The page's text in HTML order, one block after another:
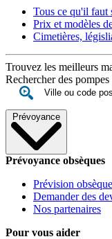
Tous ce qu'il faut
Prix et modèles
Cimetières,
Trouvez les meilleurs
Rechercher des
Prévoyance
Prévoyance obsèques
Prévision
Demander des
Nos partenaires
Pour vous aider